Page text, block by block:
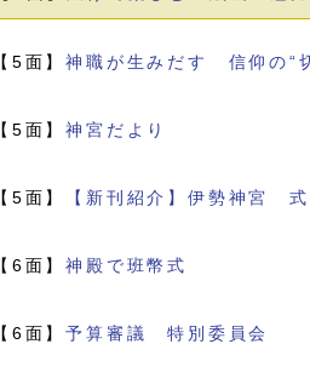
【5面】神職が生みだす 信仰の“
【5面】神宮だより
【5面】 【新刊紹介】伊勢神宮
【6面】神殿で班幣式
【6面】予算審議 特別委員会